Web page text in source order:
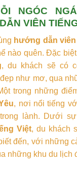
NGÓC
VIÊN
hướng dẫn
nào quên. Đặc
, du khách sẽ có
như mơ, qua
trong những
, nơi nổi tiếng
lành. Dưới
Việt, du khách
đến, với những
những khu du lịch